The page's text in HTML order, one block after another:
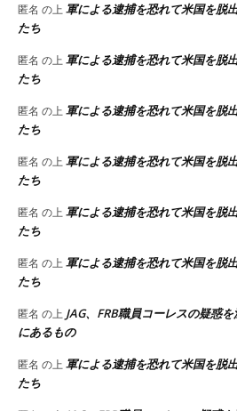
匿名 の上 軍による逮捕を恐れて米国を脱
たち
匿名 の上 軍による逮捕を恐れて米国を脱
たち
匿名 の上 軍による逮捕を恐れて米国を脱
たち
匿名 の上 軍による逮捕を恐れて米国を脱
たち
匿名 の上 軍による逮捕を恐れて米国を脱
たち
匿名 の上 軍による逮捕を恐れて米国を脱
たち
匿名 の上 JAG、FRB職員コーレスの疑惑
にあるもの
匿名 の上 軍による逮捕を恐れて米国を脱
たち